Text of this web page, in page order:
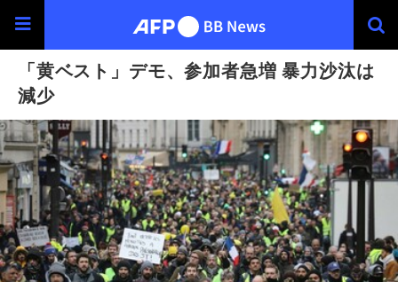
「黄ベスト」デモ、参加者急増 暴力沙汰は
減少